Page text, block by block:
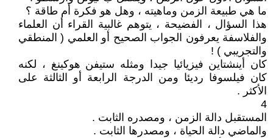
ما هي طبيعة الزمن وماهيته ، وهل هو فكرة أم طاقة ؟
هذا السؤال ، الفضيحة ، يتوهم غالبية القراء أن العلماء
والفلاسفة يعرفون الجواب الصحيح أو العلمي ( المنطقي
والتجريبي ) !
كان أينشتاين فيزيائيا جيدا ومثله ستيفن هوكينغ ، لكنه
كان فيلسوفا رديئا ومن الدرجة الرابعة أو الثالثة على
الأكثر .
4
المستقبل دالة الزمن ، ومصدره الثابت .
والماضي دالة الحياة ، ومصدرها الثابت .